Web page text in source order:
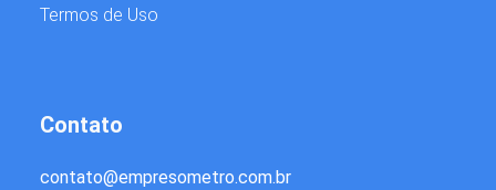
Contato
contato@empresometro.com.br
Termos de Uso